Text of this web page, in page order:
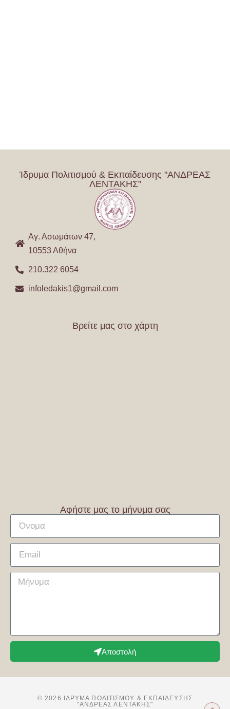
Ίδρυμα Πολιτισμού & Εκπαίδευσης "ΑΝΔΡΕΑΣ
ΛΕΝΤΑΚΗΣ"
Αγ. Ασωμάτων 47,
10553 Αθήνα
210.322 6054
infoledakis1@gmail.com
Βρείτε μας στο χάρτη
Αφήστε μας το μήνυμα σας
Αποστολή
© 2026 ΊΔΡΥΜΑ ΠΟΛΙΤΙΣΜΟΎ & ΕΚΠΑΊΔΕΥΣΗΣ
"ΑΝΔΡΕΑΣ ΛΕΝΤΑΚΗΣ"